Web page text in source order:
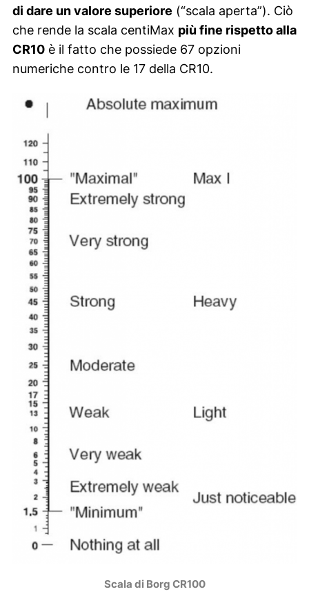
di dare un valore superiore (“scala aperta”). Ciò
che rende la scala centiMax più fine rispetto alla
CR10è il fatto che possiede 67 opzioni
numeriche contro le 17 della CR10.
Scala di Borg CR100